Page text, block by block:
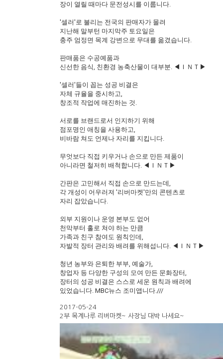
장이 열릴 때마다 문전성시를 이룹니다.
'셀러'로 불리는 전국의 판매자가 몰려
지난해 말부턴 마지막주 토요일은
충주 엄정면 목계 강변으로 무대를 옮겼습니다.
판매품은 수공예품과
신선한 음식, 친환경 농축산물이 대부분. ◀ＩＮＴ▶
'셀러'들이 꼽는 성공 비결은
자체 규율을 중시하고,
창조적 작업에 매진하는 것.
서로를 브랜드로서 인지하기 위해
점포명인 애칭을 사용하고,
비바람 쳐도 언제나 자리를 지킵니다.
무엇보다 직접 키우거나 손으로 만든 제품이
아니라면 철저히 배척합니다. ◀ＩＮＴ▶
간판은 고민해서 직접 손으로 만드는데,
각 개성이 어우러져 '리버마켓'만의 콘텐츠로
자리 잡았습니다.
외부 지원이나 운영 본부도 없어
천막부터 홀로 쳐야 하는 만큼
가족과 친구 참여도 원칙인데,
자발적 장터 관리와 배려를 위해섭니다. ◀ＩＮＴ▶
청년 농부와 은퇴한 부부, 예술가,
창업자 등 다양한 구성의 모여 만든 문화장터,
장터의 성공 비결은 스스로 세운 원칙과 배려에
있었습니다. MBC뉴스 조미앱니다.///
2017-05-24
2부 목계나루 리버마켓~ 사장님 대박 나세요~